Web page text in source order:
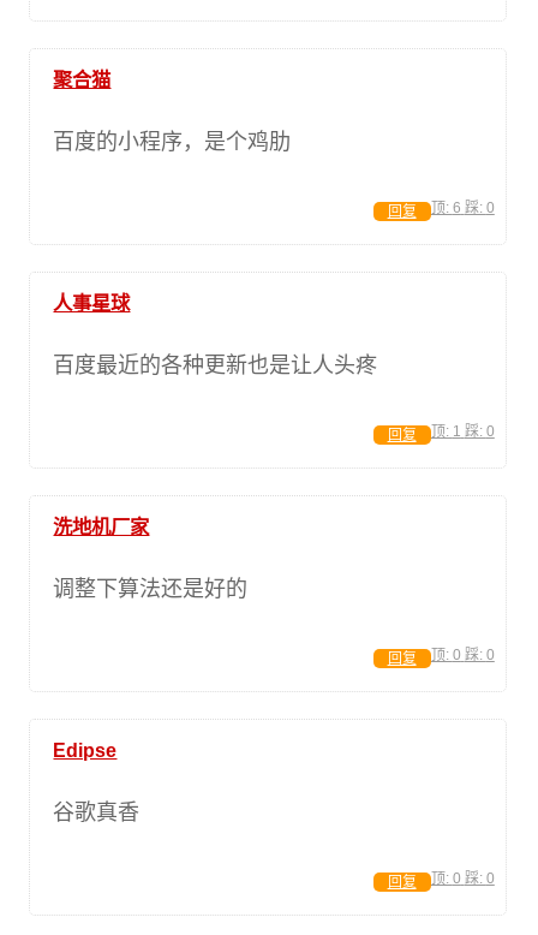
聚合猫
百度的小程序，是个鸡肋
顶: 6 踩: 0
回复
人事星球
百度最近的各种更新也是让人头疼
顶: 1 踩: 0
回复
洗地机厂家
调整下算法还是好的
顶: 0 踩: 0
回复
Edipse
谷歌真香
顶: 0 踩: 0
回复